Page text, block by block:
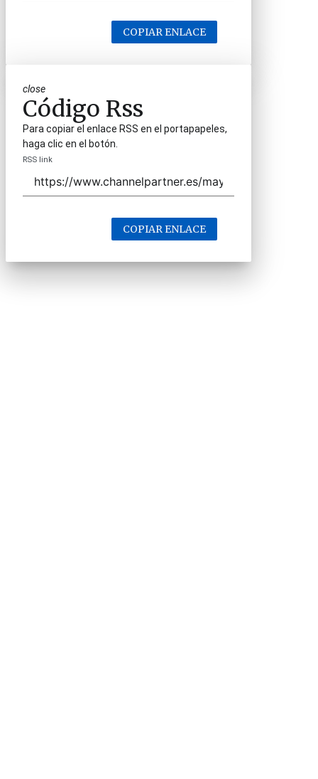
COPIAR ENLACE
close
Código Rss
Para copiar el enlace RSS en el portapapeles,
haga clic en el botón.
RSS link
COPIAR ENLACE